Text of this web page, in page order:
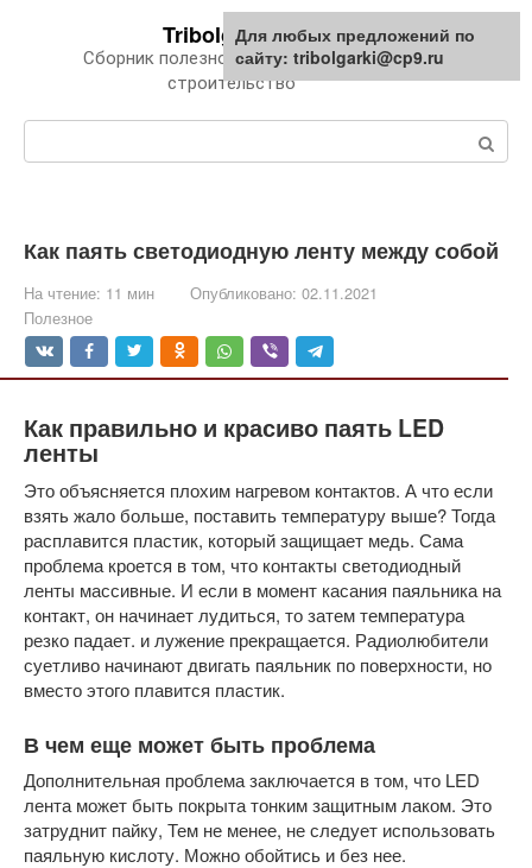
Tribolgarki.ru
Сборник полезной информации про
строительство
Как паять светодиодную ленту между собой
На чтение: 11 мин Опубликовано: 02.11.2021
Полезное
Как правильно и красиво паять LED
ленты
Это объясняется плохим нагревом контактов. А что если
взять жало больше, поставить температуру выше? Тогда
расплавится пластик, который защищает медь. Сама
проблема кроется в том, что контакты светодиодный
ленты массивные. И если в момент касания паяльника на
контакт, он начинает лудиться, то затем температура
резко падает. и лужение прекращается. Радиолюбители
суетливо начинают двигать паяльник по поверхности, но
вместо этого плавится пластик.
В чем еще может быть проблема
Дополнительная проблема заключается в том, что LED
лента может быть покрыта тонким защитным лаком. Это
затруднит пайку, Тем не менее, не следует использовать
паяльную кислоту. Можно обойтись и без нее.
Для любых предложений по
сайту: tribolgarki@cp9.ru